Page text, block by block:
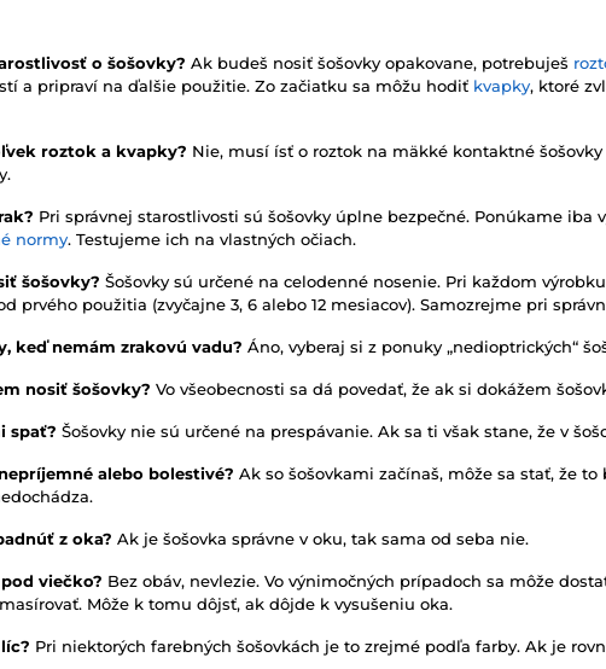
o šošovky? Ak budeš nosiť šošovky opakovane, potrebuješ
a pripraví na ďalšie použitie. Zo začiatku sa môžu hodiť kvapky, ktoré
roztok a kvapky? Nie, musí ísť o roztok na mäkké kontaktné
Pri správnej starostlivosti sú šošovky úplne bezpečné. Ponúkame iba
normy. Testujeme ich na vlastných očiach.
šošovky? Šošovky sú určené na celodenné nosenie. Pri každom
prvého použitia (zvyčajne 3, 6 alebo 12 mesiacov). Samozrejme pri
keď nemám zrakovú vadu? Áno, vyberaj si z ponuky „nedioptrických“
nosiť šošovky? Vo všeobecnosti sa dá povedať, že ak si dokážem
spať? Šošovky nie sú určené na prespávanie. Ak sa ti však stane, že v
alebo bolestivé? Ak so šošovkami začínaš, môže sa stať, že
z oka? Ak je šošovka správne v oku, tak sama od seba nie.
viečko? Bez obáv, nevlezie. Vo výnimočných prípadoch sa môže
Môže k tomu dôjsť, ak dôjde k vysušeniu oka.
Pri niektorých farebných šošovkách je to zrejmé podľa farby. Ak je